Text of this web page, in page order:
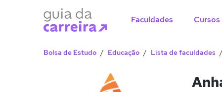
Faculdades Cursos
Bolsa de Estudo Educação Lista de faculdades